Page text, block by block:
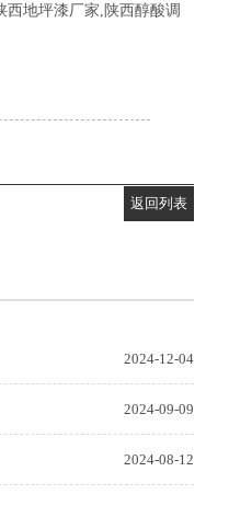
地坪漆厂家,陕西醇酸调
返回列表
2024-12-04
2024-09-09
2024-08-12